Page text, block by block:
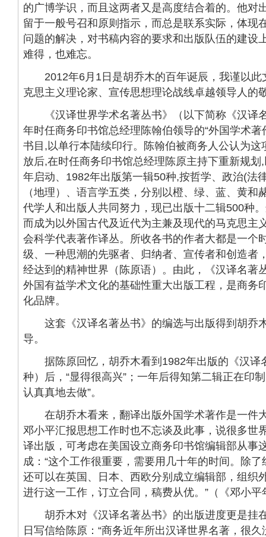
的广博学识，而且这两者又是高度结合着的。他对
留于一般号召和原则指示，而总是联系实际，体现
问题的解决，对书稿内容的要求和出版队伍的建设
难得，也难忘。
2012年6月1日是胡乔木的百年诞辰，我谨以此
克思主义理论家、宣传思想理论战线卓越领导人的
《汉译世界学术名著丛书》（以下简称《汉译
年时任商务印书馆总经理陈翰伯领导的“外国学术著
书目,以单行本陆续印行。陈翰伯被商务人公认为
放后,在时任商务印书馆总经理陈原主持下重新规
年启动、1982年出版第一辑50种,按哲学、政治(法
（地理）、语言学五类，分别以橙、绿、蓝、黄和
代学人和出版人共同努力，现已出版十二辑500种
而成为以外国古代及近代为主兼及现代的马克思主
会科学代表著作译丛。所收各书的作者大都是一个
级、一种思潮的先驱者、归纳者、宣传者和创造者
经达到的精神世界（陈原语）。由此，《汉译名著
外国有益学术文化的基础性重大出版工程，是商务
化品牌。
这套《汉译名著丛书》的编选与出版得到胡乔
导。
据陈原回忆，胡乔木看到1982年出版的《汉译
种）后，“显得很高兴”；一年后得知第二辑正在印
认真真地去做”。
在胡乔木看来，翻译出版外国学术著作是一件
邓小平汇报思想工作时也不忘谈及此事，说很多世
译出版，可考虑在美国设立商务印书馆编辑部从事
成：“这个工作很重要，需要用几十年的时间。除
还可以在英国、日本、西欧分别成立编辑部，组织
进行这一工作，订立合同，稿费从优。”（《邓小
胡乔木对《汉译名著丛书》的出版进度更是挂
日写信给陈原：“商务近年所出汉译世界名著，很